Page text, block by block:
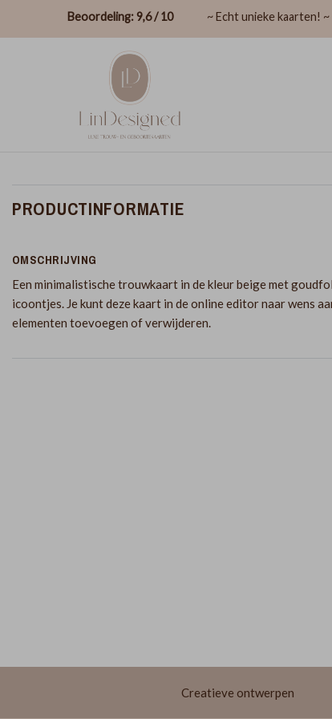
Beoordeling: 9,6 / 10 ~ Echt unieke kaarten! ~
PRODUCTINFORMATIE
OMSCHRIJVING
Een minimalistische trouwkaart in de kleur beige met
icoontjes. Je kunt deze kaart in de online editor naar wens
elementen toevoegen of verwijderen.
Creatieve ontwerpen